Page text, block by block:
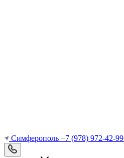
Симферополь +7 (978) 972-42-99